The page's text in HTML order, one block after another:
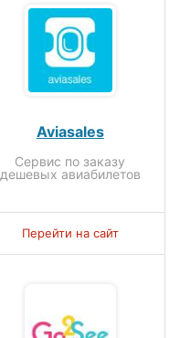
Aviasales
Сервис по заказу
дешевых авиабилетов
Перейти на сайт